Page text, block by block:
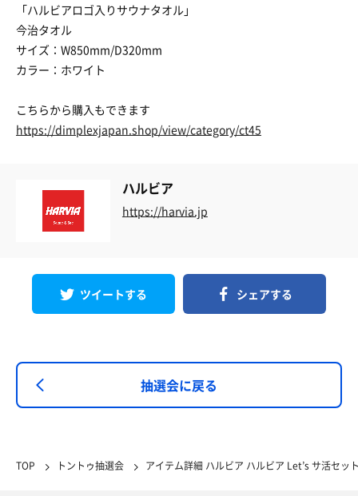
「ハルビアロゴ入りサウナタオル」
今治タオル
サイズ：W850mm/D320mm
カラー：ホワイト
こちらから購入もできます
https://dimplexjapan.shop/view/category/ct45
ハルビア
https://harvia.jp
ツイートする シェアする
抽選会に戻る
TOP トントゥ抽選会 アイテム詳細 ハルビア ハルビア Let’s サ活セッ